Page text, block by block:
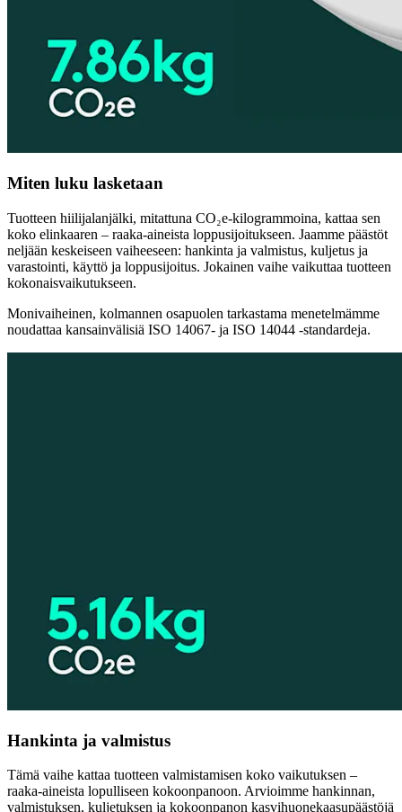
Miten luku lasketaan
Tuotteen hiilijalanjälki, mitattuna CO₂e-kilogrammoina, kattaa sen
koko elinkaaren – raaka-aineista loppusijoitukseen. Jaamme päästöt
neljään keskeiseen vaiheeseen: hankinta ja valmistus, kuljetus ja
varastointi, käyttö ja loppusijoitus. Jokainen vaihe vaikuttaa tuotteen
kokonaisvaikutukseen.
Monivaiheinen, kolmannen osapuolen tarkastama menetelmämme
noudattaa kansainvälisiä ISO 14067- ja ISO 14044 -standardeja.
Hankinta ja valmistus
Tämä vaihe kattaa tuotteen valmistamisen koko vaikutuksen –
raaka-aineista lopulliseen kokoonpanoon. Arvioimme hankinnan,
valmistuksen, kuljetuksen ja kokoonpanon kasvihuonekaasupäästöjä